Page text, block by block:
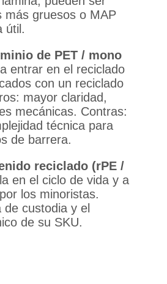
más gruesos o MAP
útil.
de PET / mono
entrar en el reciclado
con un reciclado
mayor claridad,
mecánicas. Contras:
técnica para
de barrera.
reciclado (rPE /
en el ciclo de vida y a
los minoristas.
custodia y el
de su SKU.